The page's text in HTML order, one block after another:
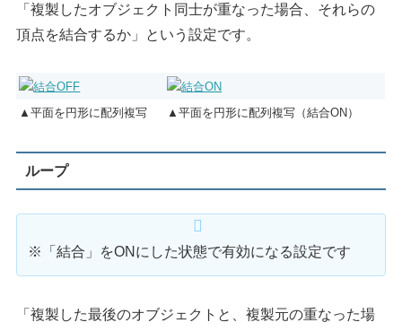
「複製したオブジェクト同士が重なった場合、それらの
頂点を結合するか」という設定です。
▲平面を円形に配列複写 ▲平面を円形に配列複写（結合ON）
ループ
※「結合」をONにした状態で有効になる設定です
「複製した最後のオブジェクトと、複製元の重なった場